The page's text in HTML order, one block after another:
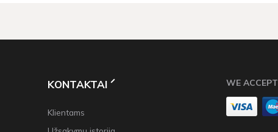
KONTAKTAI
Klientams
WE ACCEPT